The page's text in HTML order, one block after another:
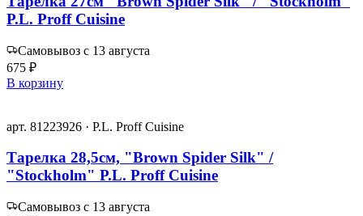
P.L. Proff Cuisine
Самовывоз с 13 августа
675 ₽
В корзину
арт. 81223926 · P.L. Proff Cuisine
Тарелка 28,5см, "Brown Spider Silk" /
"Stockholm" P.L. Proff Cuisine
Самовывоз с 13 августа